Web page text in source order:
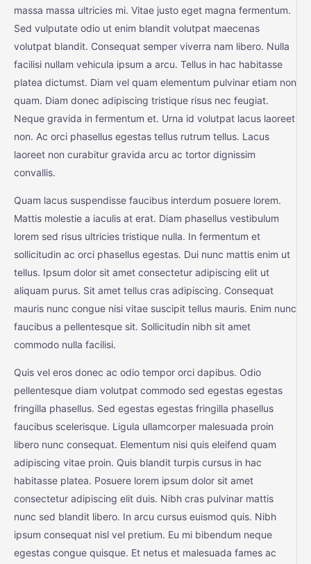
massa massa ultricies mi. Vitae justo eget magna fermentum.
Sed vulputate odio ut enim blandit volutpat maecenas
volutpat blandit. Consequat semper viverra nam libero. Nulla
facilisi nullam vehicula ipsum a arcu. Tellus in hac habitasse
platea dictumst. Diam vel quam elementum pulvinar etiam non
quam. Diam donec adipiscing tristique risus nec feugiat.
Neque gravida in fermentum et. Urna id volutpat lacus laoreet
non. Ac orci phasellus egestas tellus rutrum tellus. Lacus
laoreet non curabitur gravida arcu ac tortor dignissim
convallis.
Quam lacus suspendisse faucibus interdum posuere lorem.
Mattis molestie a iaculis at erat. Diam phasellus vestibulum
lorem sed risus ultricies tristique nulla. In fermentum et
sollicitudin ac orci phasellus egestas. Dui nunc mattis enim ut
tellus. Ipsum dolor sit amet consectetur adipiscing elit ut
aliquam purus. Sit amet tellus cras adipiscing. Consequat
mauris nunc congue nisi vitae suscipit tellus mauris. Enim nunc
faucibus a pellentesque sit. Sollicitudin nibh sit amet
commodo nulla facilisi.
Quis vel eros donec ac odio tempor orci dapibus. Odio
pellentesque diam volutpat commodo sed egestas egestas
fringilla phasellus. Sed egestas egestas fringilla phasellus
faucibus scelerisque. Ligula ullamcorper malesuada proin
libero nunc consequat. Elementum nisi quis eleifend quam
adipiscing vitae proin. Quis blandit turpis cursus in hac
habitasse platea. Posuere lorem ipsum dolor sit amet
consectetur adipiscing elit duis. Nibh cras pulvinar mattis
nunc sed blandit libero. In arcu cursus euismod quis. Nibh
ipsum consequat nisl vel pretium. Eu mi bibendum neque
egestas congue quisque. Et netus et malesuada fames ac